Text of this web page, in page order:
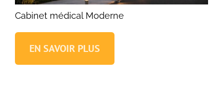
Cabinet médical Moderne
Cabinet médical Moderne
EN SAVOIR PLUS